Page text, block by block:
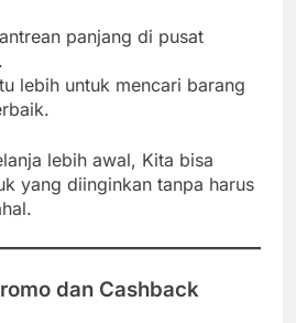
panjang di pusat
lebih untuk mencari barang
lebih awal, Kita bisa
yang diinginkan tanpa harus
dan Cashback